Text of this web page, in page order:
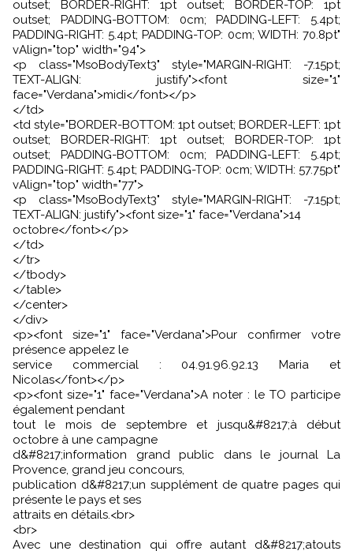
outset; BORDER-RIGHT: 1pt outset; BORDER-TOP: 1pt
outset; PADDING-BOTTOM: 0cm; PADDING-LEFT: 5.4pt;
PADDING-RIGHT: 5.4pt; PADDING-TOP: 0cm; WIDTH: 70.8pt"
vAlign="top" width="94">
<p class="MsoBodyText3" style="MARGIN-RIGHT: -7.15pt;
TEXT-ALIGN: justify"><font size="1"
face="Verdana">midi</font></p>
</td>
<td style="BORDER-BOTTOM: 1pt outset; BORDER-LEFT: 1pt
outset; BORDER-RIGHT: 1pt outset; BORDER-TOP: 1pt
outset; PADDING-BOTTOM: 0cm; PADDING-LEFT: 5.4pt;
PADDING-RIGHT: 5.4pt; PADDING-TOP: 0cm; WIDTH: 57.75pt"
vAlign="top" width="77">
<p class="MsoBodyText3" style="MARGIN-RIGHT: -7.15pt;
TEXT-ALIGN: justify"><font size="1" face="Verdana">14
octobre</font></p>
</td>
</tr>
</tbody>
</table>
</center>
</div>
<p><font size="1" face="Verdana">Pour confirmer votre
présence appelez le
service commercial : 04.91.96.92.13 Maria et
Nicolas</font></p>
<p><font size="1" face="Verdana">A noter : le TO participe
également pendant
tout le mois de septembre et jusqu&#8217;à début
octobre à une campagne
d&#8217;information grand public dans le journal La
Provence, grand jeu concours,
publication d&#8217;un supplément de quatre pages qui
présente le pays et ses
attraits en détails.<br>
<br>
Avec une destination qui offre autant d&#8217;atouts